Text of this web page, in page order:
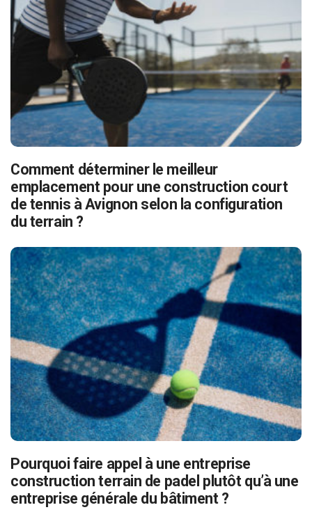
Comment déterminer le meilleur
emplacement pour une construction court
de tennis à Avignon selon la configuration
du terrain ?
Pourquoi faire appel à une entreprise
construction terrain de padel plutôt qu’à une
entreprise générale du bâtiment ?